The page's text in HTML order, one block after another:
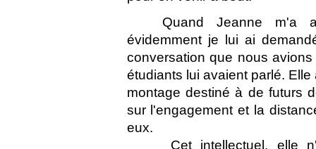
Quand Jeanne m'a
évidemment je lui ai
conversation que nous
étudiants lui avaient parlé.
montage destiné à de futurs
sur l'engagement et la
eux.
Cet intellectuel, elle